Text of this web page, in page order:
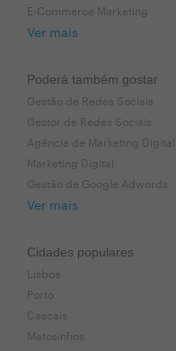
E-Commerce Marketing
Ver mais
Poderá também gostar
Gestão de Redes Sociais
Gestor de Redes Sociais
Agência de Marketing Digital
Marketing Digital
Gestão de Google Adwords
Ver mais
Cidades populares
Lisboa
Porto
Cascais
Matosinhos